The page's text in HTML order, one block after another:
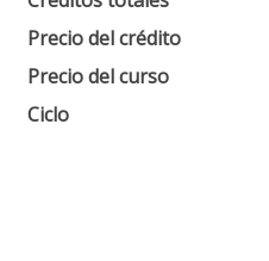
Precio del crédito
Precio del curso
Ciclo